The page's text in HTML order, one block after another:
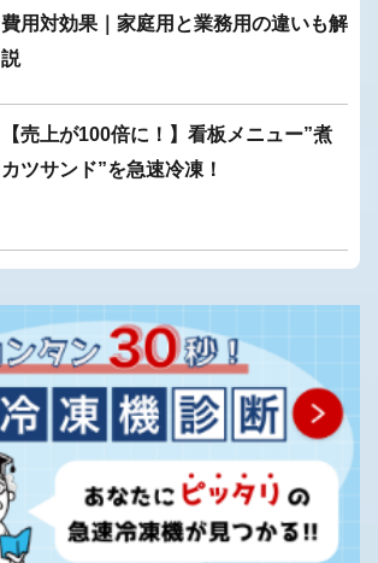
費用対効果｜家庭用と業務用の違いも解
説
【売上が100倍に！】看板メニュー”煮
カツサンド”を急速冷凍！